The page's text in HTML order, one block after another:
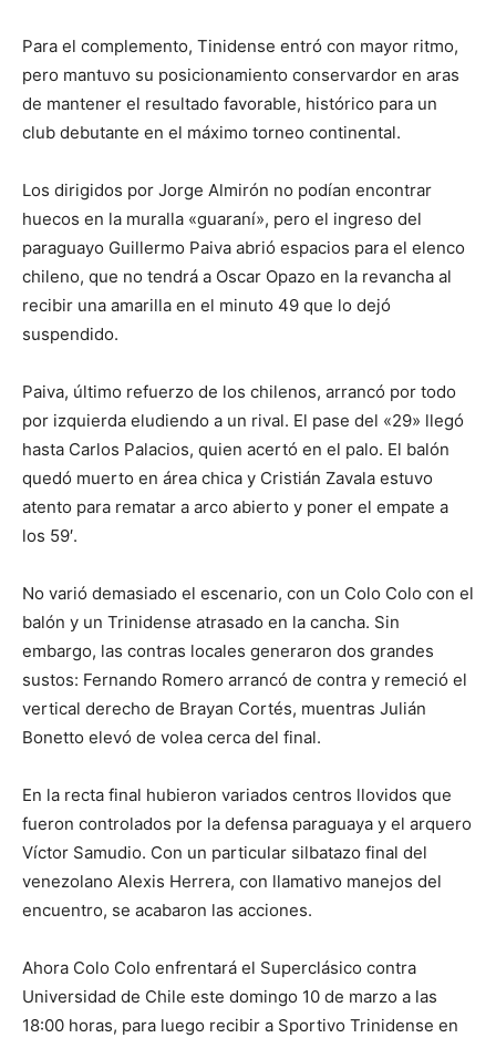
Para el complemento, Tinidense entró con mayor ritmo,
pero mantuvo su posicionamiento conservardor en aras
de mantener el resultado favorable, histórico para un
club debutante en el máximo torneo continental.
Los dirigidos por Jorge Almirón no podían encontrar
huecos en la muralla «guaraní», pero el ingreso del
paraguayo Guillermo Paiva abrió espacios para el elenco
chileno, que no tendrá a Oscar Opazo en la revancha al
recibir una amarilla en el minuto 49 que lo dejó
suspendido.
Paiva, último refuerzo de los chilenos, arrancó por todo
por izquierda eludiendo a un rival. El pase del «29» llegó
hasta Carlos Palacios, quien acertó en el palo. El balón
quedó muerto en área chica y Cristián Zavala estuvo
atento para rematar a arco abierto y poner el empate a
los 59′.
No varió demasiado el escenario, con un Colo Colo con el
balón y un Trinidense atrasado en la cancha. Sin
embargo, las contras locales generaron dos grandes
sustos: Fernando Romero arrancó de contra y remeció el
vertical derecho de Brayan Cortés, muentras Julián
Bonetto elevó de volea cerca del final.
En la recta final hubieron variados centros llovidos que
fueron controlados por la defensa paraguaya y el arquero
Víctor Samudio. Con un particular silbatazo final del
venezolano Alexis Herrera, con llamativo manejos del
encuentro, se acabaron las acciones.
Ahora Colo Colo enfrentará el Superclásico contra
Universidad de Chile este domingo 10 de marzo a las
18:00 horas, para luego recibir a Sportivo Trinidense en